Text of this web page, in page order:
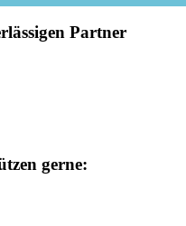
Partner
gerne: